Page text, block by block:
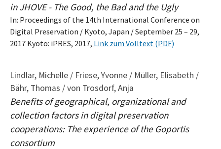
in JHOVE - The Good, the Bad and the Ugly
In: Proceedings of the 14th International Conference on
Digital Preservation / Kyoto, Japan / September 25 – 29,
2017 Kyoto: iPRES, 2017, Link zum Volltext (PDF)
Lindlar, Michelle / Friese, Yvonne / Müller, Elisabeth /
Bähr, Thomas / von Trosdorf, Anja
Benefits of geographical, organizational and
collection factors in digital preservation
cooperations: The experience of the Goportis
consortium